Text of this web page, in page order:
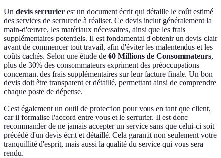
Un devis serrurier est un document écrit qui détaille le coût estimé
des services de serrurerie à réaliser. Ce devis inclut généralement la
main-d'œuvre, les matériaux nécessaires, ainsi que les frais
supplémentaires potentiels. Il est fondamental d'obtenir un devis clair
avant de commencer tout travail, afin d'éviter les malentendus et les
coûts cachés. Selon une étude de 60 Millions de Consommateurs,
plus de 30% des consommateurs expriment des préoccupations
concernant des frais supplémentaires sur leur facture finale. Un bon
devis doit être transparent et détaillé, permettant ainsi de comprendre
chaque poste de dépense.
C'est également un outil de protection pour vous en tant que client,
car il formalise l'accord entre vous et le serrurier. Il est donc
recommander de ne jamais accepter un service sans que celui-ci soit
précédé d'un devis écrit et détaillé. Cela garantit non seulement votre
tranquillité d'esprit, mais aussi la qualité du service qui vous sera
rendu.